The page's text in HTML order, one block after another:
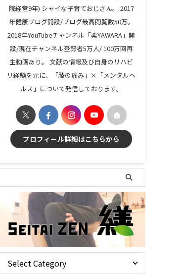
院経営9年) シャイな子育ておじさん。 2017
年健康ブログ開設/ブログ最高閲覧数50万。
2018年YouTubeチャンネル「柔YAWARA」開
設/現在チャンネル登録者5万人/ 100万回再
生動画あり。 文献の情報及び自身のリハビ
リ経験を元に、「膝の痛み」×「メンタルヘ
ルス」について発信しております。
プロフィール詳細はこちらから